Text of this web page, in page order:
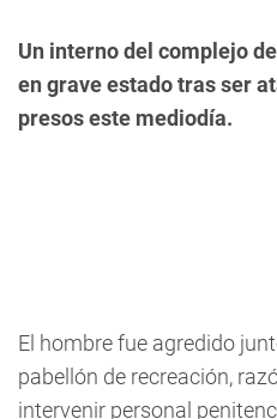
Un interno del complejo
en grave estado tras ser
presos este mediodía.
El hombre fue agredido
pabellón de recreación,
intervenir personal